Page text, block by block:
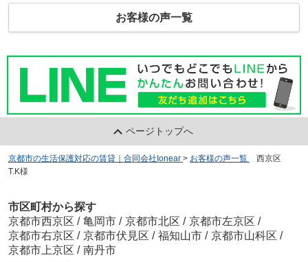
お客様の声一覧
ページトップへ
京都市の生活保護対応の賃貸｜合同会社Ionear > お客様の声一覧
西京区
T.K様
市区町村から探す
京都市西京区 / 亀岡市 / 京都市北区 / 京都市左京区 /
京都市右京区 / 京都市伏見区 / 福知山市 / 京都市山科区 /
京都市上京区 / 南丹市